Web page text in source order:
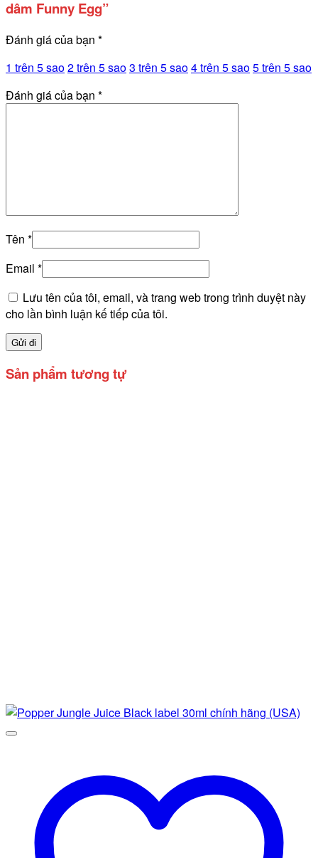
dâm Funny Egg”
Đánh giá của bạn *
1 trên 5 sao2 trên 5 sao3 trên 5 sao4 trên 5 sao5 trên 5 sao
Đánh giá của bạn *
Tên *
Email *
Lưu tên của tôi, email, và trang web trong trình duyệt này
cho lần bình luận kế tiếp của tôi.
Sản phẩm tương tự